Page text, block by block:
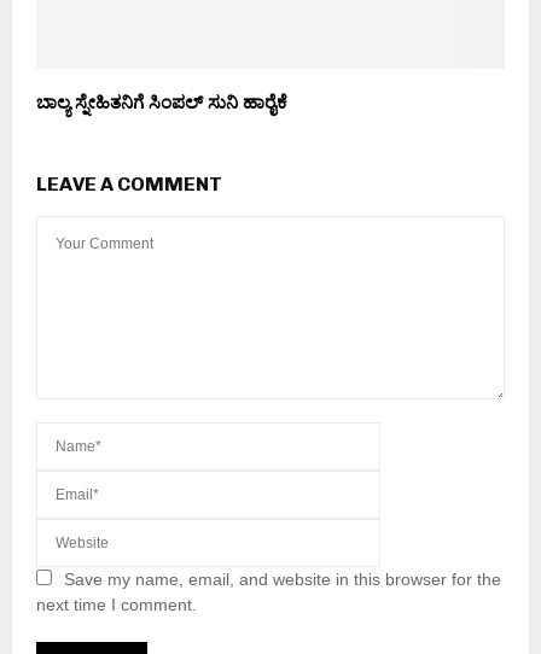
ಬಾಲ್ಯ ಸ್ನೇಹಿತನಿಗೆ ಸಿಂಪಲ್ ಸುನಿ ಹಾರೈಕೆ
LEAVE A COMMENT
Save my name, email, and website in this browser for the
next time I comment.